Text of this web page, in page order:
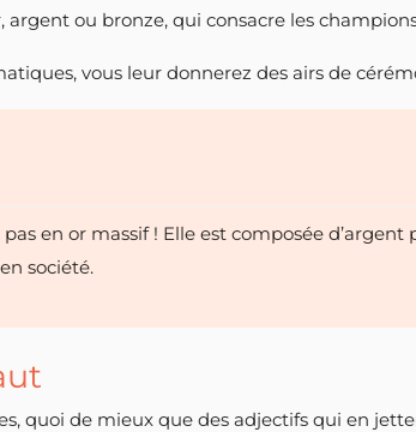
ou bronze, qui consacre les
vous leur donnerez des airs de
en or massif ! Elle est composée
société.
quoi de mieux que des adjectifs qui en